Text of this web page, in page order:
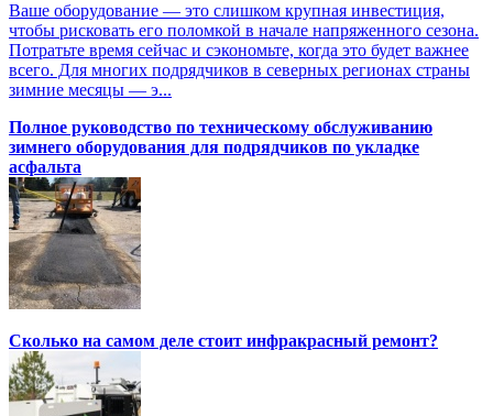
Ваше оборудование — это слишком крупная инвестиция,
чтобы рисковать его поломкой в начале напряженного сезона.
Потратьте время сейчас и сэкономьте, когда это будет важнее
всего. Для многих подрядчиков в северных регионах страны
зимние месяцы — э...
Полное руководство по техническому обслуживанию
зимнего оборудования для подрядчиков по укладке
асфальта
Сколько на самом деле стоит инфракрасный ремонт?